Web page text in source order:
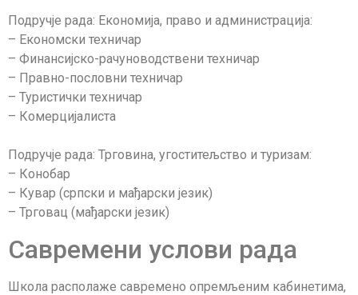
Подручје рада: Економија, право и администрација:
– Економски техничар
– Финансијско-рачуноводствени техничар
– Правно-пословни техничар
– Туристички техничар
– Комерцијалиста
Подручје рада: Трговина, угоститељство и туризам:
– Конобар
– Кувар (српски и мађарски језик)
– Трговац (мађарски језик)
Савремени услови рада
Школа располаже савремено опремљеним кабинетима,